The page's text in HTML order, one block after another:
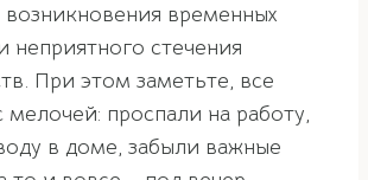
временных
неприятного стечения
При этом заметьте, все
мелочей: проспали на работу,
в доме, забыли важные